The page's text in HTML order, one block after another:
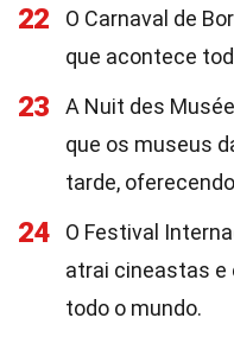
22
O Carnaval de
que acontece
23
A Nuit des
que os museus
tarde,
24
O Festival
atrai cineastas e
todo o mundo.